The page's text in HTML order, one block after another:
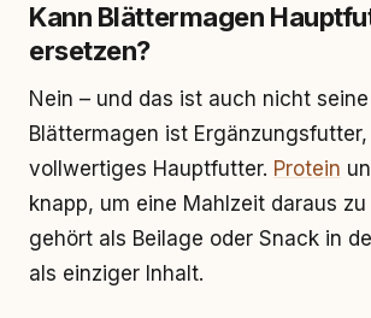
Kann Blättermagen
ersetzen?
Nein – und das ist auch nicht
Blättermagen ist Ergänzungsfutter,
vollwertiges Hauptfutter. Protein
knapp, um eine Mahlzeit daraus
gehört als Beilage oder Snack in
als einziger Inhalt.